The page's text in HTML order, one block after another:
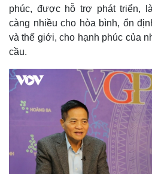
phúc, được hỗ trợ phát triển,
càng nhiều cho hòa bình, ổn
và thế giới, cho hạnh phúc của
cầu.